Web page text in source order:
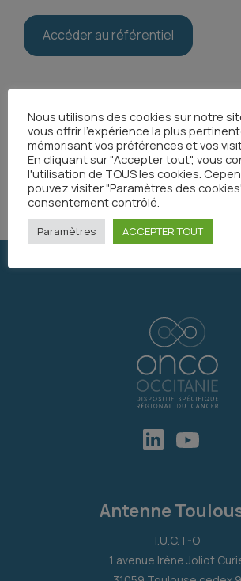
Accéder au référentiel
Partager
Antenne
I.U.C.T-O
1 avenue Irène Joliot
Nous utilisons des cookies sur notre
vous offrir l'expérience la plus
mémorisant vos préférences et vos
En cliquant sur "Accepter tout", vous
l'utilisation de TOUS les cookies.
pouvez visiter "Paramètres des
consentement contrôlé.
Paramètres ACCEPTER TOUT